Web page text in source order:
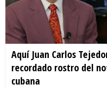
Aquí Juan Carlos
recordado rostro del
cubana